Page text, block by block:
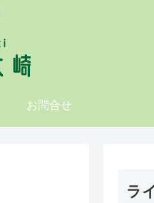
お問合せ
ラ